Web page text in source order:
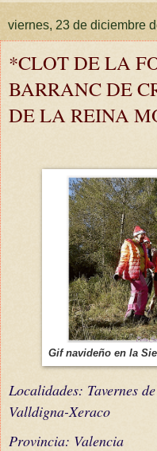
viernes, 23 de diciembre
*CLOT DE LA
BARRANC DE
DE LA REINA
Gif navideño en la
Localidades: Tavernes
Valldigna-Xeraco
Provincia: Valencia